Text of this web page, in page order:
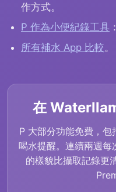
作方式。
P 作為小便紀錄工具
所有補水 App 比較。
在
P 大部分功能免費，
喝水提醒。連續兩週每
的樣貌比攝取記錄更